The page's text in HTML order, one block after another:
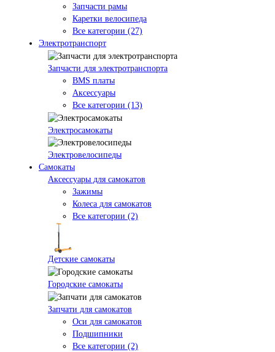
Запчасти рамы
Каретки велосипеда
Все категории (27)
Электротранспорт
Запчасти для электротранспорта
BMS платы
Аксессуары
Все категории (13)
Электросамокаты
Электровелосипеды
Самокаты
Аксессуары для самокатов
Зажимы
Колеса для самокатов
Все категории (2)
Детские самокаты
Городские самокаты
Запчати для самокатов
Оси для самокатов
Подшипники
Все категории (2)